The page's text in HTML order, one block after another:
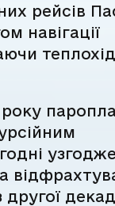
рейсів
навігації